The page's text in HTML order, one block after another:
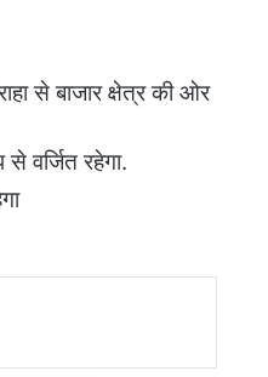
से बाजार क्षेत्र की ओर
वर्जित रहेगा.